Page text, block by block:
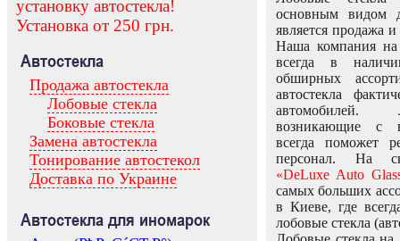
установку автостекла!
Установка от 250 грн.
Автостекла
Продажа автостекла
Лобовые стекла
Боковые стекла
Замена автостекла
Тонирование автостекол
Доставка по Украине
Автостекла для иномарок
основным видом
является продажа и
Наша компания на
всегда в
обширных
автостекла
возникающие с
всегда поможет
персонал. На
«DeLuxe Auto
самых больших
в Киеве, где
лобовые стекла